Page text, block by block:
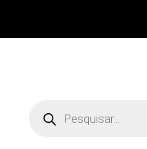
produtos